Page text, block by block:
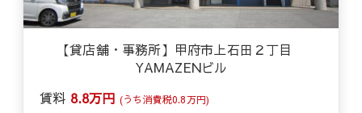
【貸店舗・事務所】甲府市上石田２丁目
YAMAZENビル
賃料 8.8万円 (うち消費税0.8万円)